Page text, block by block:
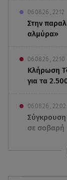
06.08.26 , 22:12
Στην
αλμύρα»
06.08.26 , 22:10
Κλήρωση
για τα
06.08.26 , 22:02
Σύγκρουση
σε σοβαρή
06.08.26 , 21:59
Νέες
Αερομαχία